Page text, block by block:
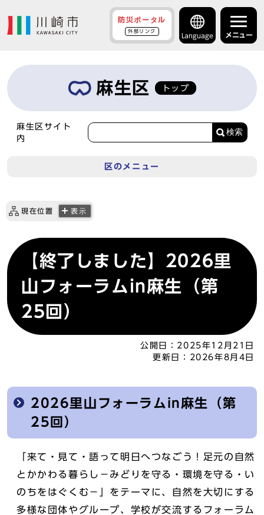
防災ポータル
外部リンク
Language メニュー
麻生区 トップ
麻生区サイト
内
検索
区のメニュー
現在位置 表示
【終了しました】2026里
山フォーラムin麻生（第
25回）
公開日： 2025年12月21日
更新日：
2026年8月4日
2026里山フォーラムin麻生（第
25回）
「来て・見て・語って明日へつなごう！足元の自然
とかかわる暮らし－みどりを守る・環境を守る・い
のちをはぐくむ－」をテーマに、自然を大切にする
多様な団体やグループ、学校が交流するフォーラム